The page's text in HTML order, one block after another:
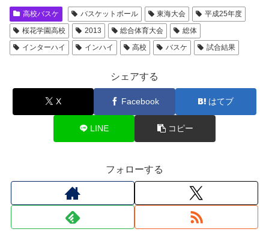
高校バスケ バスケットボール 東海大会
平成25年度
桜花学園高校
2013 総合体育大会
総体
インターハイ
インハイ 高校 バスケ 試合結果
シェアする
X Facebook はてブ
LINE コピー
フォローする